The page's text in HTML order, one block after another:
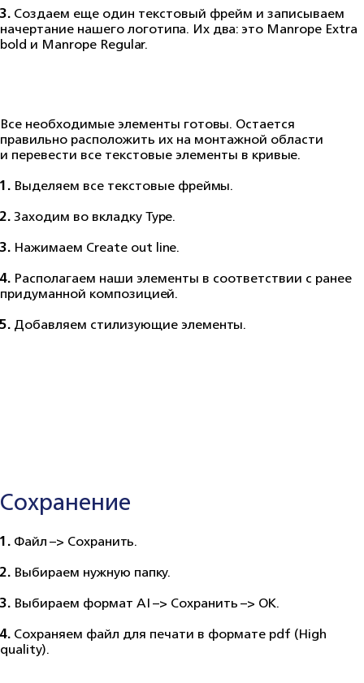
3.Создаем еще один текстовый фрейм и записываем
начертание нашего логотипа. Их два: это Manrope Extra
bold и Manrope Regular.
Все необходимые элементы готовы. Остается
правильно расположить их на монтажной области
и перевести все текстовые элементы в кривые.
1. Выделяем все текстовые фреймы.
2.Заходим во вкладку Type.
3. Нажимаем Create out line.
4. Располагаем наши элементы в соответствии с ранее
придуманной композицией.
5.Добавляем стилизующие элементы.
Сохранение
1.Файл –> Сохранить.
2. Выбираем нужную папку.
3. Выбираем формат AI –> Сохранить –> ОК.
4.Сохраняем файл для печати в формате pdf (High
quality).